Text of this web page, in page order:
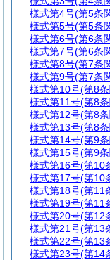
様式第4号(第5条
様式第5号(第5条
様式第6号(第6条
様式第7号(第6条
様式第8号(第7条
様式第9号(第7条
様式第10号(第8
様式第11号(第8
様式第12号(第8
様式第13号(第8
様式第14号(第9
様式第15号(第9
様式第16号(第10
様式第17号(第10
様式第18号(第11
様式第19号(第11
様式第20号(第12
様式第21号(第13
様式第22号(第13
様式第23号(第14